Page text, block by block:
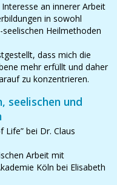
an innerer Arbeit
in sowohl
Heilmethoden
dass mich die
mehr erfüllt und daher
zu konzentrieren.
seelischen und
Life” bei Dr. Claus
Arbeit mit
Köln bei Elisabeth